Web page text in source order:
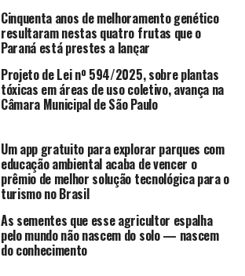
Cinquenta anos de melhoramento genético
resultaram nestas quatro frutas que o
Paraná está prestes a lançar
Projeto de Lei nº 594/2025, sobre plantas
tóxicas em áreas de uso coletivo, avança na
Câmara Municipal de São Paulo
Um app gratuito para explorar parques com
educação ambiental acaba de vencer o
prêmio de melhor solução tecnológica para o
turismo no Brasil
As sementes que esse agricultor espalha
pelo mundo não nascem do solo — nascem
do conhecimento